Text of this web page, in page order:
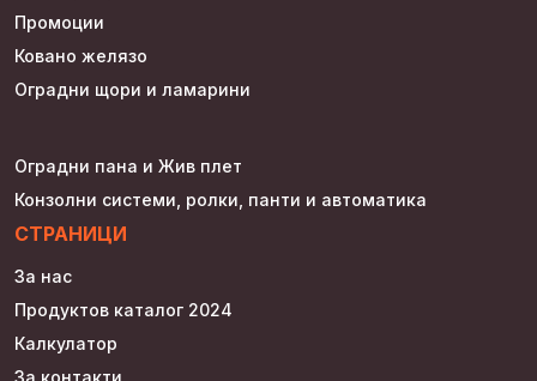
Промоции
Ковано желязо
Оградни щори и ламарини
Оградни пана и Жив плет
Конзолни системи, ролки, панти и автоматика
СТРАНИЦИ
За нас
Продуктов каталог 2024
Калкулатор
За контакти